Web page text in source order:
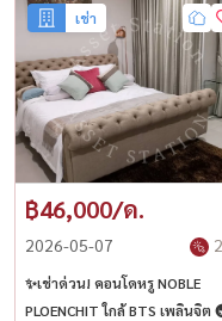
เช่า
฿46,000/ด.
2026-05-07
✨เช่าด่วน! คอนโดหรู NOBLE
PLOENCHIT ใกล้ BTS เพลินจิต